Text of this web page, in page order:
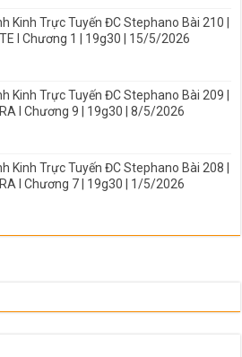
Kinh Trực Tuyến ĐC Stephano Bài 210 |
I Chương 1 | 19g30 | 15/5/2026
Kinh Trực Tuyến ĐC Stephano Bài 209 |
I Chương 9 | 19g30 | 8/5/2026
Kinh Trực Tuyến ĐC Stephano Bài 208 |
I Chương 7 | 19g30 | 1/5/2026